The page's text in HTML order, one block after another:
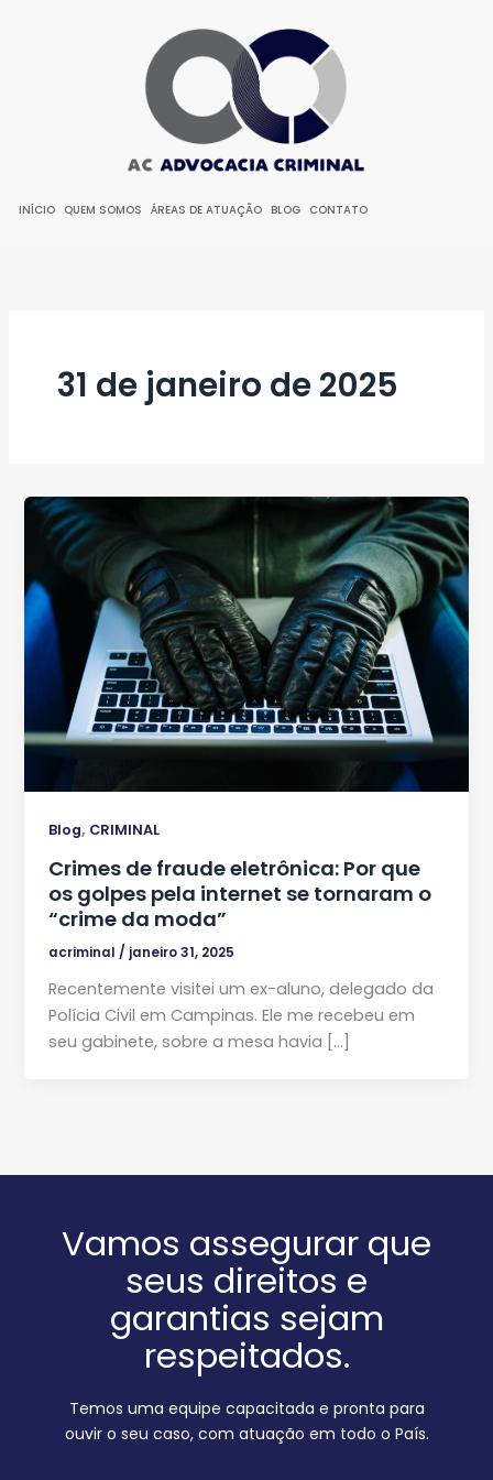
INÍCIO QUEM SOMOS ÁREAS DE ATUAÇÃO BLOG CONTATO
31 de janeiro de 2025
Blog, CRIMINAL
Crimes de fraude eletrônica: Por que
os golpes pela internet se tornaram o
“crime da moda”
acriminal / janeiro 31, 2025
Recentemente visitei um ex-aluno, delegado da
Polícia Civil em Campinas. Ele me recebeu em
seu gabinete, sobre a mesa havia […]
Vamos assegurar que
seus direitos e
garantias sejam
respeitados.
Temos uma equipe capacitada e pronta para
ouvir o seu caso, com atuação em todo o País.